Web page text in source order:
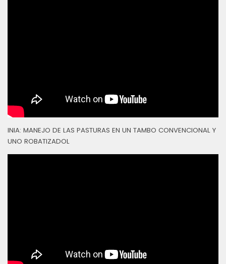
INIA: MANEJO DE LAS PASTURAS EN UN TAMBO CONVENCIONAL Y
UNO ROBATIZADOL